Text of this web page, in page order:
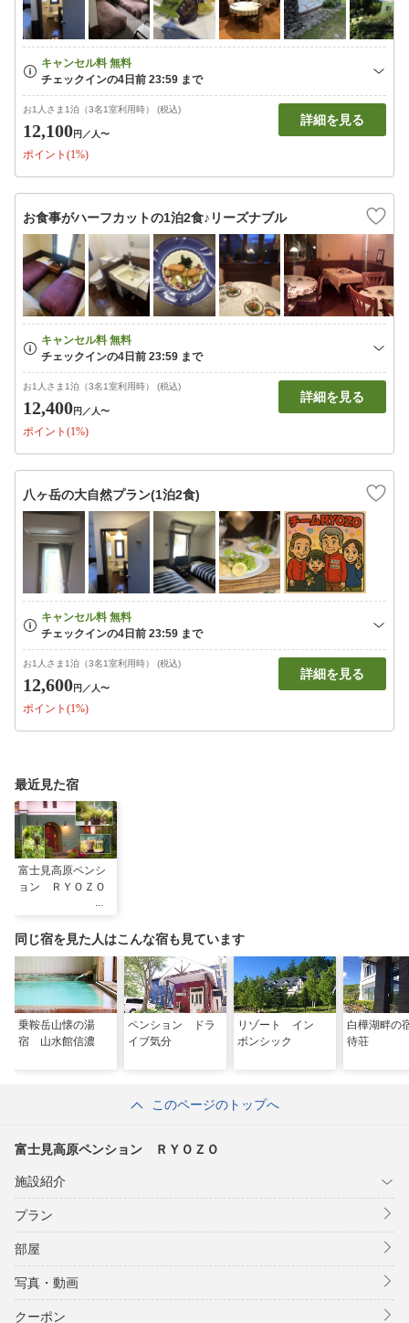
お1人さま1泊（3名1室利用時） (税込)
12,100円 ／人〜
ポイント(1%)
詳細を見る
お食事がハーフカットの1泊2食♪リーズナブル
お1人さま1泊（3名1室利用時） (税込)
12,400円 ／人〜
ポイント(1%)
詳細を見る
八ヶ岳の大自然プラン(1泊2食)
お1人さま1泊（3名1室利用時） (税込)
12,600円 ／人〜
ポイント(1%)
詳細を見る
最近見た宿
富士見高原ペンシ
ョン ＲＹＯＺＯ
同じ宿を見た人はこんな宿も見ています
乗鞍岳山懐の湯
宿 山水館信濃
ペンション ドラ
イブ気分
リゾート イン
ボンシック
白樺湖畔
待荘
このページのトップへ
富士見高原ペンション ＲＹＯＺＯ
施設紹介
プラン
部屋
写真・動画
クーポン